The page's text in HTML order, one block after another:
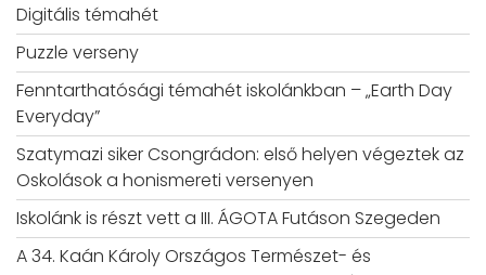
Digitális témahét
Puzzle verseny
Fenntarthatósági témahét iskolánkban – „Earth Day
Everyday”
Szatymazi siker Csongrádon: első helyen végeztek az
Oskolások a honismereti versenyen
Iskolánk is részt vett a III. ÁGOTA Futáson Szegeden
A 34. Kaán Károly Országos Természet- és